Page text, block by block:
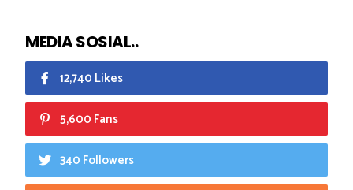
MEDIA SOSIAL..
12,740 Likes
5,600 Fans
340 Followers